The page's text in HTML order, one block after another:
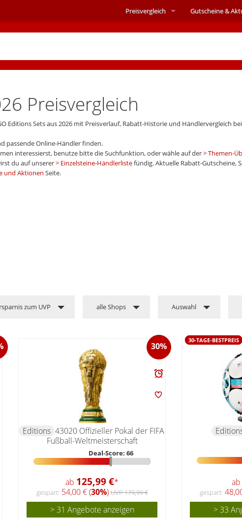
Preisvergleich
Editions Sets aus 2026 mit Preisverlauf, Rabatt-Historie und Händlervergleich
passende Online-Händler finden.
interessierst, benutze bitte die Suchfunktion, oder wähle auf der Themen-
du auf unserer Einzelsteine-Händlerlistefündig. Aktuelle Rabatt-Gutscheine,
und Aktionen Seite.
zum UVP alle Shops Auswahl
30%
Editions 43020 Offizieller Pokal der FIFA
Fußball-Weltmeisterschaft
Deal-Score: 66
ab 125,99 €*
gespart: 54,00 € (30%)UVP 179,99 €
> 31 Angebote anzeigen
30-TAGE-BESTPREIS
ab
gespart:
> 33
Preisvergleich Gutscheine &